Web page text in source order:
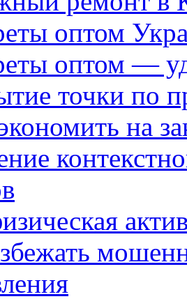
оптом
оптом —
точки по
на